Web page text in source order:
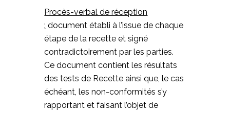
Procès-verbal de réception
: document établi à l’issue de chaque
étape de la recette et signé
contradictoirement par les parties.
Ce document contient les résultats
des tests de Recette ainsi que, le cas
échéant, les non-conformités s’y
rapportant et faisant l’objet de